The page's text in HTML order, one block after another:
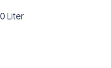
Liter